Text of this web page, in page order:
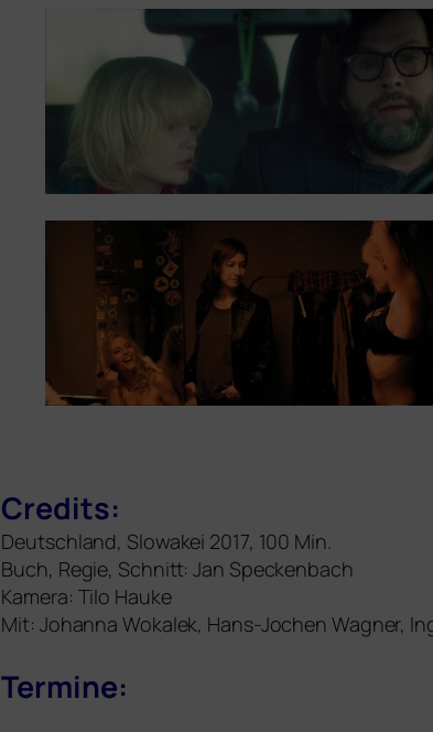
Credits:
Deutschland, Slowakei 2017, 100 Min.
Buch, Regie, Schnitt: Jan Speckenbach
Kamera: Tilo Hauke
Mit: Johanna Wokalek, Hans-Jochen Wagner,
Termine: